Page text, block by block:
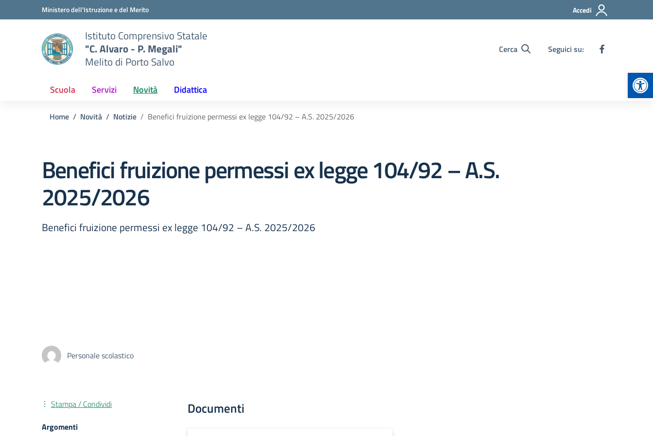
Vai ai contenuti
Vai al menu di navigazioneMinistero dell'Istruzione e del Merito Accedi
Istituto Comprensivo Statale
"C. Alvaro - P. Megali"
Melito di Porto Salvo
Cerca Seguici su:
Scuola Servizi Novità Didattica
Home Novità Notizie Benefici fruizione permessi ex legge 104/92 – A.S. 2025/2026
Benefici fruizione permessi ex legge 104/92 – A.S.
2025/2026
Benefici fruizione permessi ex legge 104/92 – A.S. 2025/2026
Personale scolastico
Documenti
Stampa / Condividi
Argomenti